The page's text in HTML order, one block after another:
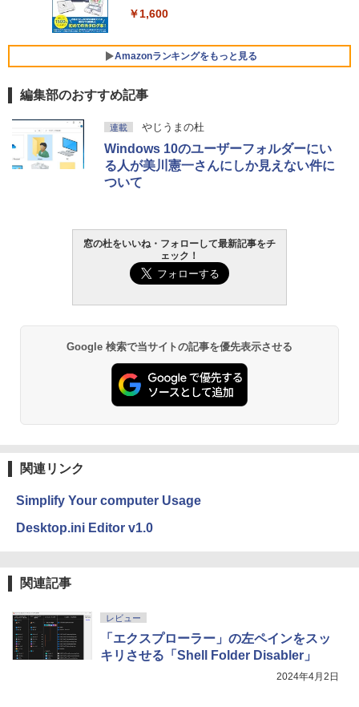
FMV ノートパソコン WE1-K3 (MS 365 P
ersonal/Copilotキー搭載/Win 11/15.6型/
Core i5/16GB/SSD 512GB/ホワイト) FM
￥1,600
Amazonランキングをもっと見る
Amazon Kindle Paperwhite (16GB) 7イ
ンチディスプレイ、色調調節ライト、12
週間持続バッテリー、広告なし、ブラッ
ク
￥22,980
Amazon Kindle - 目に優しい、かさばら
ない、大きな画面で読みやすい、6週間持
続バッテリー、6インチディスプレイ電子
書籍リーダー、ブラック、16GB、広告な
￥16,980
Kindle Paperwhite シグニチャーエディ
ション (32GB) 7インチディスプレイ、明
るさ自動調整、色調調節ライト、12週間
持続バッテリー、広告なし、メタリック
ブラック
Amazon Kindle Colorsoft | 16GBストレ
ージ、防水、7インチカラーディスプレ
イ、色調調節ライト、最大8週間持続バッ
11インチカラーディスプレイ、64GBスト
レージ、ノート機能搭載、明るさ自動調
整、色調調節ライト、プレミアムペン付
編集部のおすすめ記事
連載 やじうまの杜
Windows 10のユーザーフォルダーにい
る人が美川憲一さんにしか見えない件に
ついて
窓の杜をいいね・フォローして最新記事をチ
ェック！
Google 検索で当サイトの記事を優先表示させる
関連リンク
Simplify Your computer Usage
Desktop.ini Editor v1.0
関連記事
レビュー
「エクスプローラー」の左ペインをスッ
キリさせる「Shell Folder Disabler」
2024年4月2日